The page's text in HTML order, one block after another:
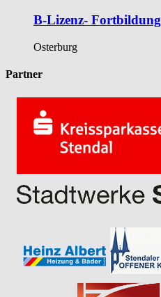
B-Lizenz- Fortbildung
Osterburg
Partner